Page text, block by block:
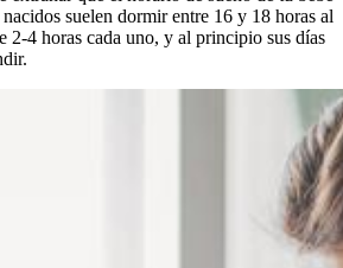
suelen dormir entre 16 y 18 horas al
2-4 horas cada uno, y al principio sus días